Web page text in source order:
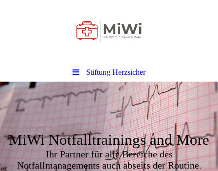
Stiftung Herzsicher
MiWi Notfalltrainings and More
Ihr Partner für alle Bereiche des
Notfallmanagements auch abseits der Routine.